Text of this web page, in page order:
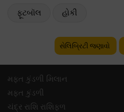
ફૂટબૉલ હોકી
સેલિબ્રિટી જણાવો
મફ્ત કુંડળી મિલાન
મફ્ત કુંડળી
ચંદ્ર રાશિ રાશિફળ